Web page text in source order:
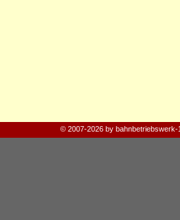
© 2007-2026 by bahnbetriebswerk-